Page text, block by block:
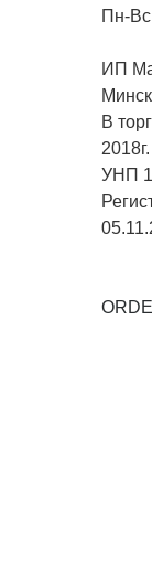
Пн-
ИП
В
2018г.
УНП